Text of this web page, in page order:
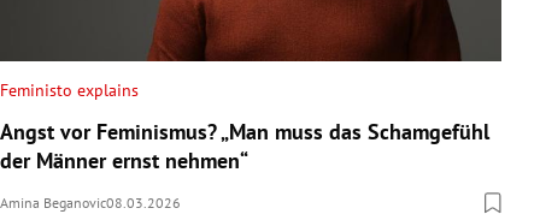
Feministo explains
Angst vor Feminismus? „Man muss das Schamgefühl
der Männer ernst nehmen“
Amina Beganovic08.03.2026